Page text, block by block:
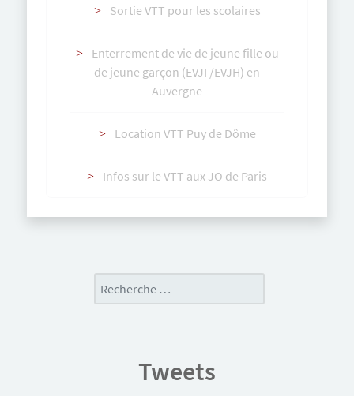
Sortie VTT pour les scolaires
Enterrement de vie de jeune fille ou
de jeune garçon (EVJF/EVJH) en
Auvergne
Location VTT Puy de Dôme
Infos sur le VTT aux JO de Paris
Tweets